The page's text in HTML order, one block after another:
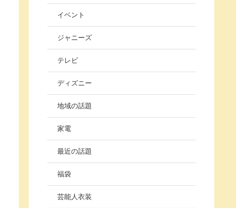
イベント
ジャニーズ
テレビ
ディズニー
地域の話題
家電
最近の話題
福袋
芸能人衣装